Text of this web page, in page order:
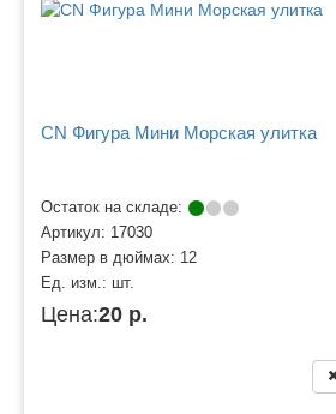
CN Фигура Мини Морская улитка
Остаток на складе:
Артикул: 17030
Размер в дюймах: 12
Ед. изм.: шт.
Цена:20 р.